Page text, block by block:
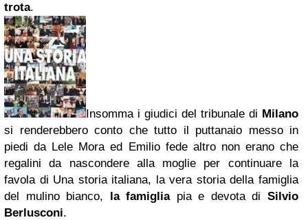
trota.
Insomma i giudici del tribunale di Milano
si renderebbero conto che tutto il puttanaio messo in
piedi da Lele Mora ed Emilio fede altro non erano che
regalini da nascondere alla moglie per continuare la
favola di Una storia italiana, la vera storia della famiglia
del mulino bianco, la famigliapia e devota diSilvio
Berlusconi.